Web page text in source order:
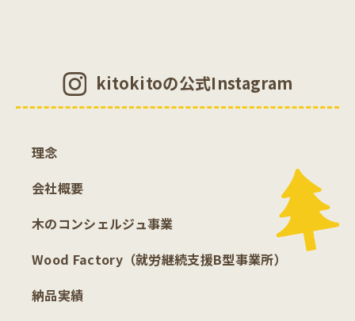
kitokitoの公式Instagram
理念
会社概要
木のコンシェルジュ事業
Wood Factory（就労継続支援B型事業所）
納品実績